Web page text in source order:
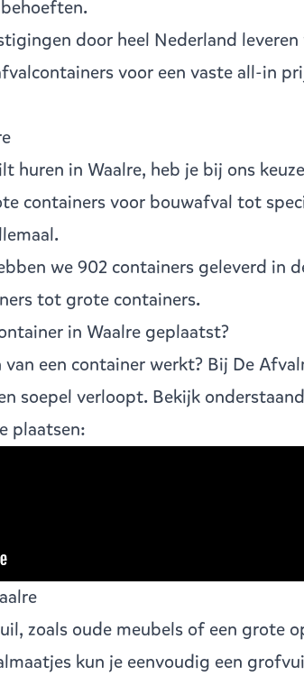
door heel Nederland
voor een vaste all-in
huren in Waalre, heb je bij ons
containers voor bouwafval tot
we 902 containers geleverd in
tot grote containers.
in Waalre geplaatst?
een container werkt? Bij De
soepel verloopt. Bekijk
plaatsen:
zoals oude meubels of een grote
kun je eenvoudig een